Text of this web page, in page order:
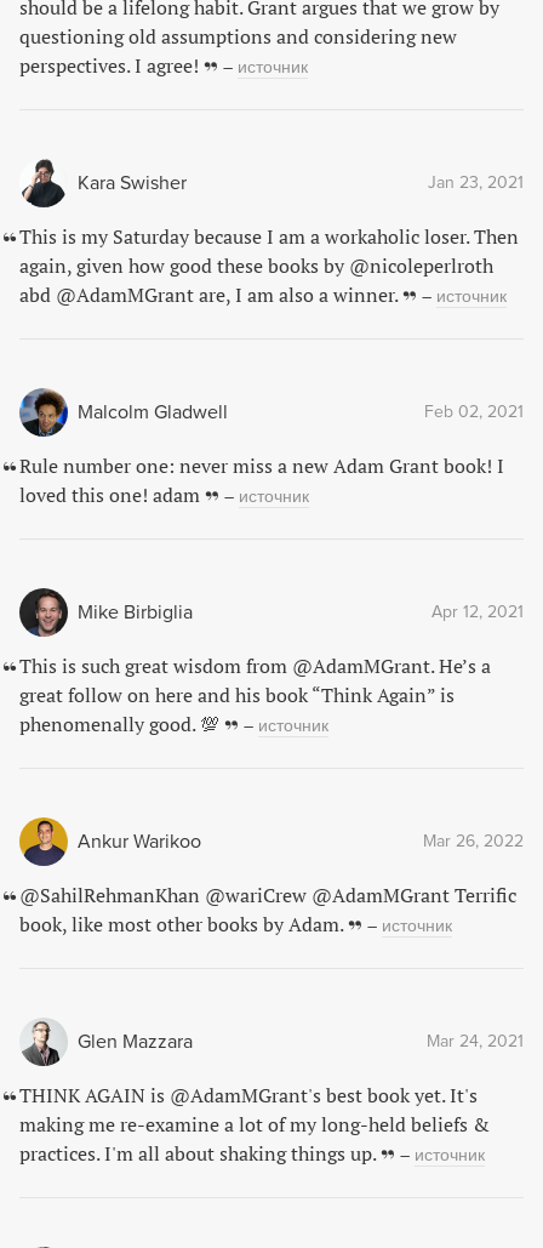
should be a lifelong habit. Grant argues that we grow by
questioning old assumptions and considering new
perspectives. I agree!
– источник
Kara Swisher Jan 23, 2021
This is my Saturday because I am a workaholic loser. Then
again, given how good these books by @nicoleperlroth
abd @AdamMGrant are, I am also a winner.
– источник
Malcolm Gladwell Feb 02, 2021
Rule number one: never miss a new Adam Grant book! I
loved this one! adam
– источник
Mike Birbiglia Apr 12, 2021
This is such great wisdom from @AdamMGrant. He’s a
great follow on here and his book “Think Again” is
phenomenally good. 💯
– источник
Ankur Warikoo Mar 26, 2022
@SahilRehmanKhan @wariCrew @AdamMGrant Terrific
book, like most other books by Adam.
– источник
Glen Mazzara Mar 24, 2021
THINK AGAIN is @AdamMGrant's best book yet. It's
making me re-examine a lot of my long-held beliefs &
practices. I'm all about shaking things up.
– источник